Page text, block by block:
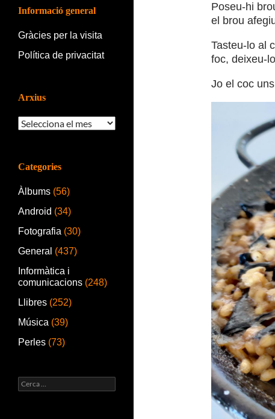
Poseu-hi
el brou
Tasteu-lo al
foc, deixeu-
Jo el coc
Informació general
Gràcies per la visita
Política de privacitat
Arxius
Arxius
Categories
Àlbums (56)
Android (34)
Fotografia (30)
General (437)
Informàtica i
comunicacions (248)
Llibres (252)
Música (39)
Perles (73)
Cerca: